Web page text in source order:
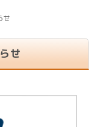
せ
せ